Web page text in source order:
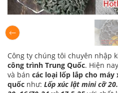
Công ty chúng tôi chuyên nhập
công trình Trung Quốc. Hiện
và bán các loại lốp lắp cho
quốc như: Lốp xúc lật mini cỡ